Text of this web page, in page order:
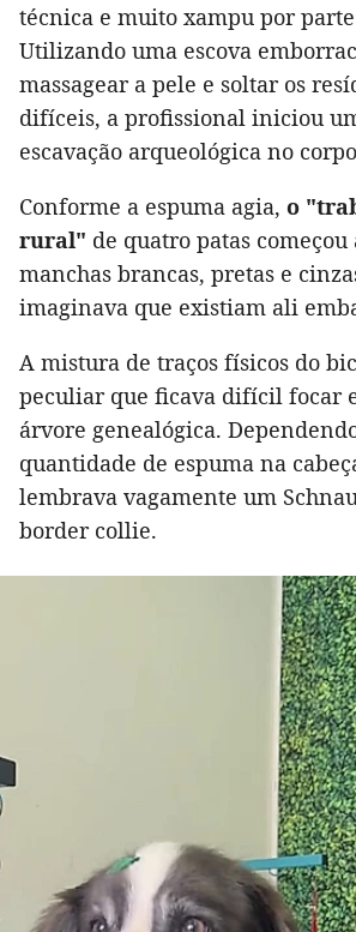
técnica e muito xampu por
Utilizando uma escova
massagear a pele e soltar os
difíceis, a profissional iniciou
escavação arqueológica no
Conforme a espuma agia, o
rural" de quatro patas
manchas brancas, pretas e
imaginava que existiam ali
A mistura de traços físicos do
peculiar que ficava difícil focar
árvore genealógica.
quantidade de espuma na
lembrava vagamente um
border collie.